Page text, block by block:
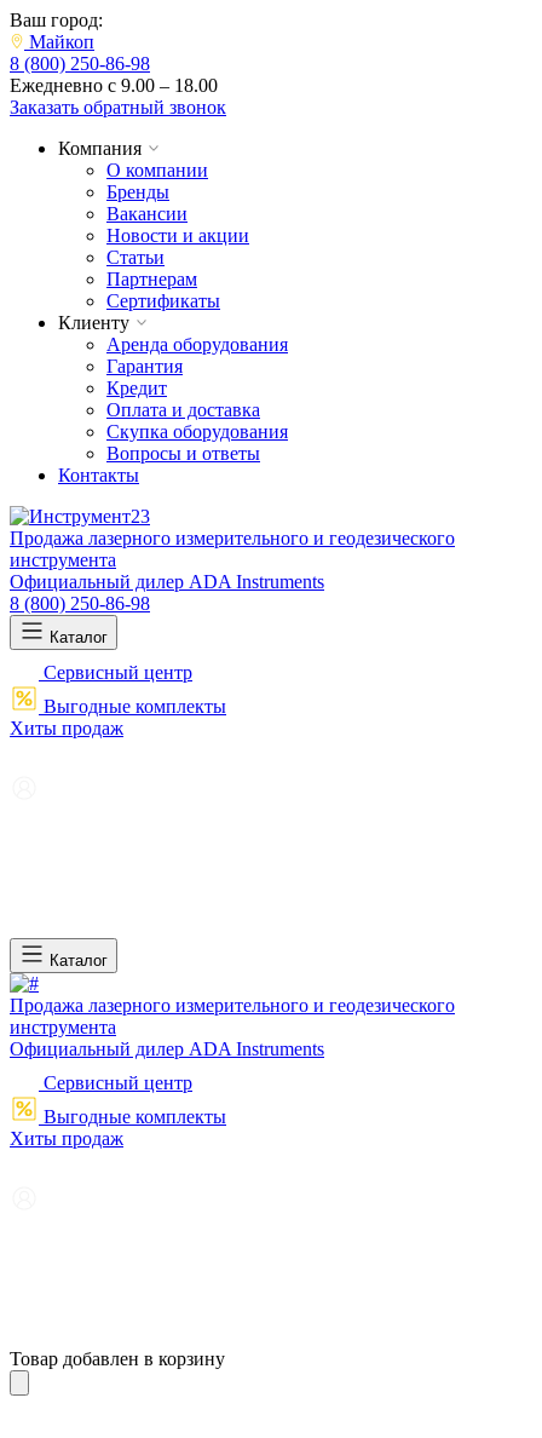
Ваш город:
Майкоп
8 (800) 250-86-98
Ежедневно с 9.00 – 18.00
Заказать обратный звонок
Компания
О компании
Бренды
Вакансии
Новости и акции
Статьи
Партнерам
Сертификаты
Клиенту
Аренда оборудования
Гарантия
Кредит
Оплата и доставка
Скупка оборудования
Вопросы и ответы
Контакты
Продажа лазерного измерительного и геодезического
инструмента
Официальный дилер ADA Instruments
8 (800) 250-86-98
Каталог
Сервисный центр
Выгодные комплекты
Хиты продаж
Каталог
Продажа лазерного измерительного и геодезического
инструмента
Официальный дилер ADA Instruments
Сервисный центр
Выгодные комплекты
Хиты продаж
Товар добавлен в корзину